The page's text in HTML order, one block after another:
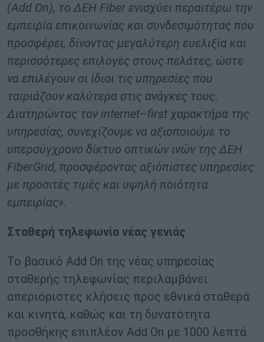
(Add On), το ΔΕΗ Fiber ενισχύει περαιτέρω την
εμπειρία επικοινωνίας και συνδεσιμότητας που
προσφέρει, δίνοντας μεγαλύτερη ευελιξία και
περισσότερες επιλογές στους πελάτες, ώστε
να επιλέγουν οι ίδιοι τις υπηρεσίες που
ταιριάζουν καλύτερα στις ανάγκες τους.
Διατηρώντας τον internet–first χαρακτήρα της
υπηρεσίας, συνεχίζουμε να αξιοποιούμε το
υπερσύγχρονο δίκτυο οπτικών ινών της ΔΕΗ
FiberGrid, προσφέροντας αξιόπιστες υπηρεσίες
με προσιτές τιμές και υψηλή ποιότητα
εμπειρίας».
Σταθερή τηλεφωνία νέας γενιάς
Το βασικό Add On της νέας υπηρεσίας
σταθερής τηλεφωνίας περιλαμβάνει
απεριόριστες κλήσεις προς εθνικά σταθερά
και κινητά, καθώς και τη δυνατότητα
προσθήκης επιπλέον Add On με 1000 λεπτά